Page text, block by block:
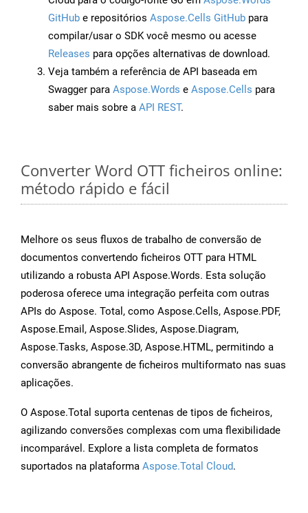
GitHub e repositórios Aspose.Cells GitHub para
compilar/usar o SDK você mesmo ou acesse
Releases para opções alternativas de download.
Veja também a referência de API baseada em
Swagger para Aspose.Words e Aspose.Cells para
saber mais sobre a API REST.
Converter Word OTT ficheiros online:
método rápido e fácil
Melhore os seus fluxos de trabalho de conversão de
documentos convertendo ficheiros OTT para HTML
utilizando a robusta API Aspose.Words. Esta solução
poderosa oferece uma integração perfeita com outras
APIs do Aspose. Total, como Aspose.Cells, Aspose.PDF,
Aspose.Email, Aspose.Slides, Aspose.Diagram,
Aspose.Tasks, Aspose.3D, Aspose.HTML, permitindo a
conversão abrangente de ficheiros multiformato nas suas
aplicações.
O Aspose.Total suporta centenas de tipos de ficheiros,
agilizando conversões complexas com uma flexibilidade
incomparável. Explore a lista completa de formatos
suportados na plataforma Aspose.Total Cloud.